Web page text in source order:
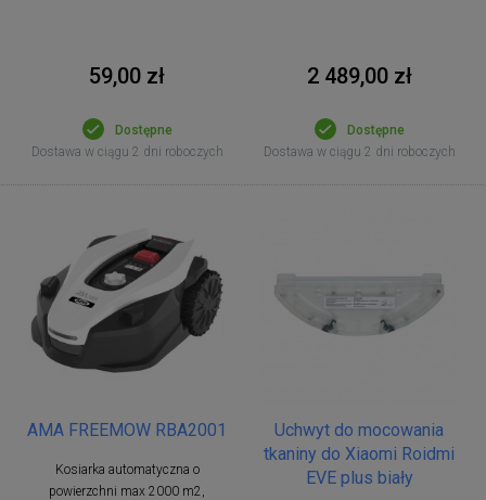
59,00 zł
Dostępne
Dostawa w ciągu 2 dni roboczych
2 489,00 zł
Dostępne
Dostawa w ciągu 2 dni roboczych
AMA FREEMOW RBA2001
Kosiarka automatyczna o
powierzchni max 2000 m2,
Uchwyt do mocowania
tkaniny do Xiaomi Roidmi
EVE plus biały